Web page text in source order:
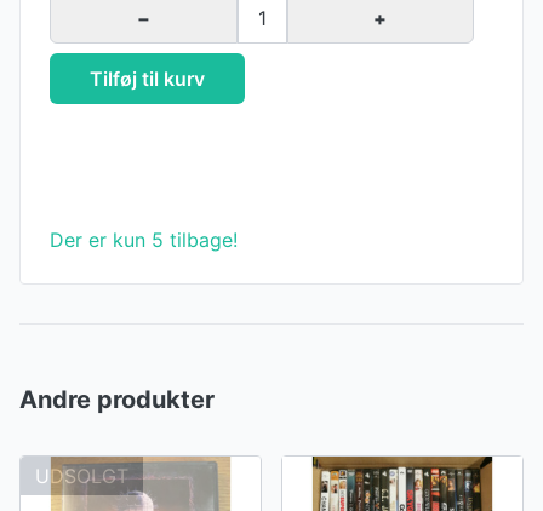
− 1 +
Tilføj til kurv
Der er kun 5 tilbage!
Andre produkter
UDSOLGT